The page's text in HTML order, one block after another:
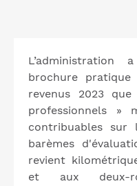
brochure
revenus 2023
professionnels »
contribuables sur
barèmes
revient
et aux deux-